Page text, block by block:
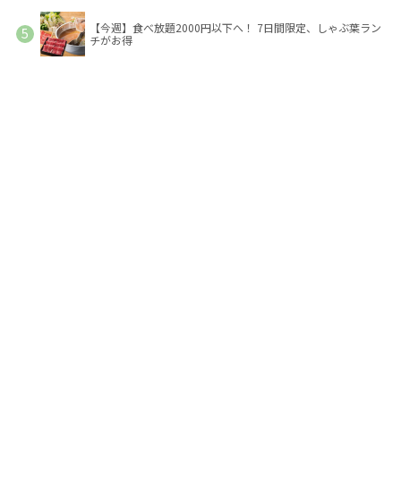
【今週】食べ放題2000円以下へ！ 7日間限定、しゃぶ葉ラン
チがお得